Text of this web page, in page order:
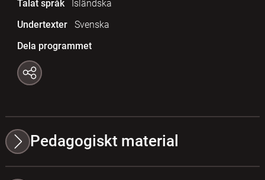
Talat språk
Isländska
Undertexter
Svenska
Dela programmet
Pedagogiskt material